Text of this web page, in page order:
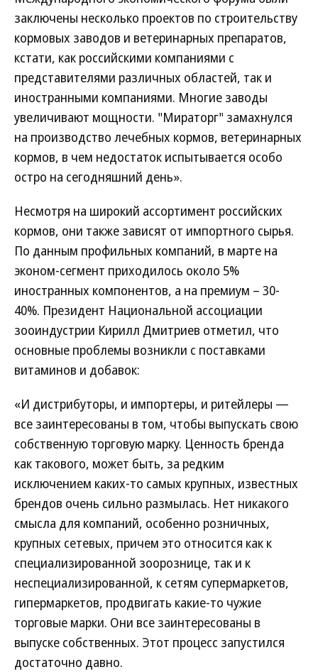
заключены несколько проектов по строительству
кормовых заводов и ветеринарных препаратов,
кстати, как российскими компаниями с
представителями различных областей, так и
иностранными компаниями. Многие заводы
увеличивают мощности. "Мираторг" замахнулся
на производство лечебных кормов, ветеринарных
кормов, в чем недостаток испытывается особо
остро на сегодняшний день».
Несмотря на широкий ассортимент российских
кормов, они также зависят от импортного сырья.
По данным профильных компаний, в марте на
эконом-сегмент приходилось около 5%
иностранных компонентов, а на премиум – 30-
40%. Президент Национальной ассоциации
зооиндустрии Кирилл Дмитриев отметил, что
основные проблемы возникли с поставками
витаминов и добавок:
«И дистрибуторы, и импортеры, и ритейлеры —
все заинтересованы в том, чтобы выпускать свою
собственную торговую марку. Ценность бренда
как такового, может быть, за редким
исключением каких-то самых крупных, известных
брендов очень сильно размылась. Нет никакого
смысла для компаний, особенно розничных,
крупных сетевых, причем это относится как к
специализированной зоорознице, так и к
неспециализированной, к сетям супермаркетов,
гипермаркетов, продвигать какие-то чужие
торговые марки. Они все заинтересованы в
выпуске собственных. Этот процесс запустился
достаточно давно.